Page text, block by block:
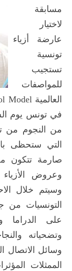
مسابقة
لاختيار
عارضة أزياء
تونسية
تستجيب
للمواصفات
من النجوم من
التي ستحظى
صارمة تتكون
وعروض
وسيتم خلال
التونسيات من
على الدراما
وتضحياته
وسائل الاتصال
الممثلات